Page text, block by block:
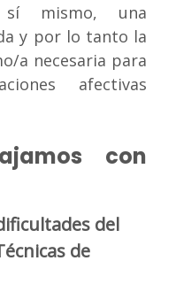
sí mismo, una
y por lo tanto la
a necesaria para
afectivas
con
del
de